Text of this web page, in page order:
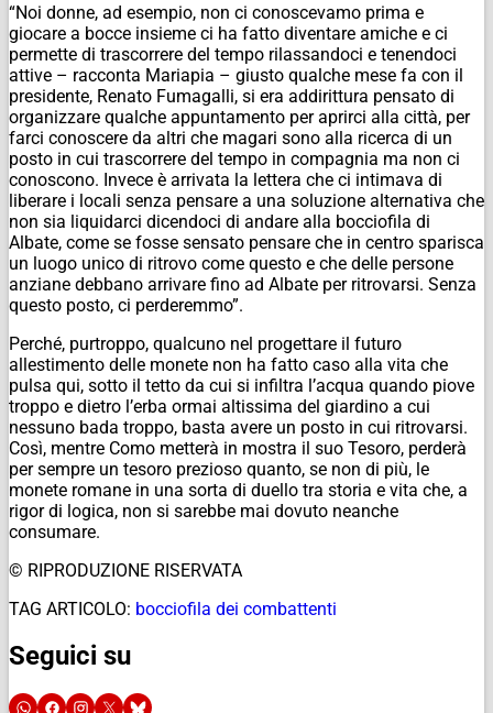
“Noi donne, ad esempio, non ci conoscevamo prima e
giocare a bocce insieme ci ha fatto diventare amiche e ci
permette di trascorrere del tempo rilassandoci e tenendoci
attive – racconta Mariapia – giusto qualche mese fa con il
presidente, Renato Fumagalli, si era addirittura pensato di
organizzare qualche appuntamento per aprirci alla città, per
farci conoscere da altri che magari sono alla ricerca di un
posto in cui trascorrere del tempo in compagnia ma non ci
conoscono. Invece è arrivata la lettera che ci intimava di
liberare i locali senza pensare a una soluzione alternativa che
non sia liquidarci dicendoci di andare alla bocciofila di
Albate, come se fosse sensato pensare che in centro sparisca
un luogo unico di ritrovo come questo e che delle persone
anziane debbano arrivare fino ad Albate per ritrovarsi. Senza
questo posto, ci perderemmo”.
Perché, purtroppo, qualcuno nel progettare il futuro
allestimento delle monete non ha fatto caso alla vita che
pulsa qui, sotto il tetto da cui si infiltra l’acqua quando piove
troppo e dietro l’erba ormai altissima del giardino a cui
nessuno bada troppo, basta avere un posto in cui ritrovarsi.
Così, mentre Como metterà in mostra il suo Tesoro, perderà
per sempre un tesoro prezioso quanto, se non di più, le
monete romane in una sorta di duello tra storia e vita che, a
rigor di logica, non si sarebbe mai dovuto neanche
consumare.
© RIPRODUZIONE RISERVATA
TAG ARTICOLO: bocciofila dei combattenti
Seguici su